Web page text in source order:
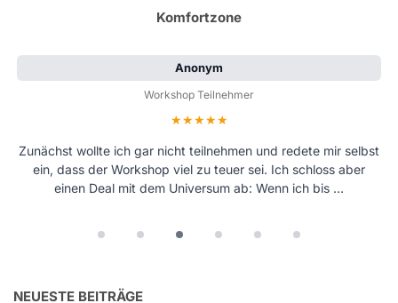
Anonym
Workshop Teilnehmer
Bewertung: 5 von 5 Sternen
Mathew ist ein echt krasser Typ – ich bin noch immer geflasht
von diesem unglaublichen Wochenende in Stuttgart! Ich bin
froh, das durchgezogen zu haben.
NEUESTE BEITRÄGE